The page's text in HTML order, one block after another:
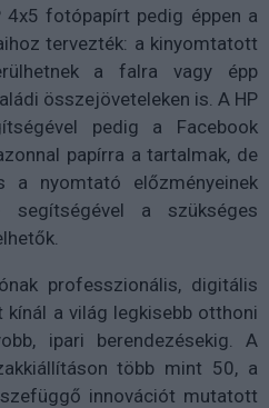
4x5 fotópapírt pedig éppen a
tervezték: a kinyomtatott
a falra vagy épp
összejöveteleken is. A HP
pedig a Facebook
papírra a tartalmak, de
a nyomtató előzményeinek
segítségével a szükséges
professzionális, digitális
a világ legkisebb otthoni
ipari berendezésekig. A
több mint 50, a
innovációt mutatott